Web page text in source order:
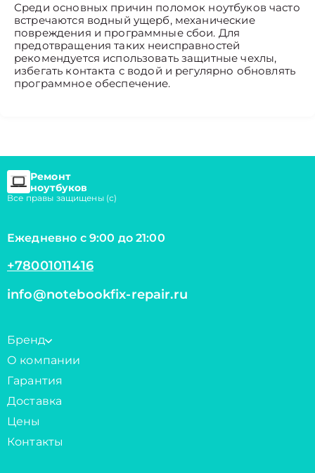
Среди основных причин поломок ноутбуков часто
встречаются водный ущерб, механические
повреждения и программные сбои. Для
предотвращения таких неисправностей
рекомендуется использовать защитные чехлы,
избегать контакта с водой и регулярно обновлять
программное обеспечение.
Ремонт
ноутбуков
Все правы защищены (с)
Ежедневно с 9:00 до 21:00
+78001011416
info@notebookfix-repair.ru
Бренд
О компании
Гарантия
Доставка
Цены
Контакты